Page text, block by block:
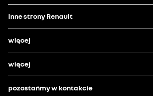
inne strony Renault
więcej
więcej
pozostańmy w kontakcie